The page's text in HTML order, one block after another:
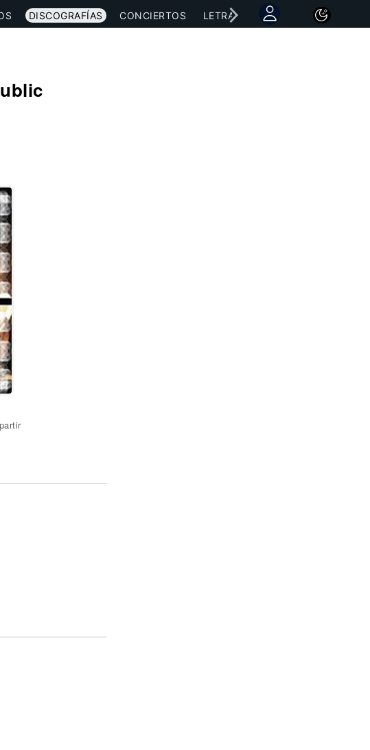
DISCOGRAFÍAS CONCIERTOS LETRAS NOTICIAS